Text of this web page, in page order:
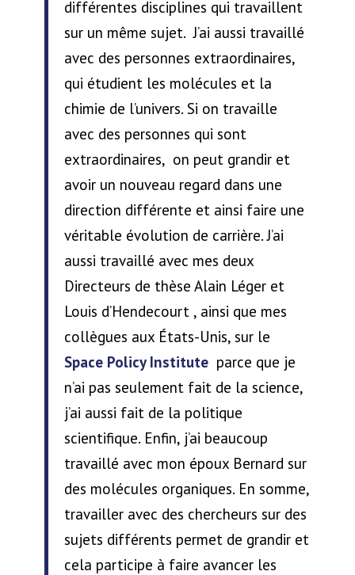
différentes disciplines qui travaillent
sur un même sujet. J’ai aussi travaillé
avec des personnes extraordinaires,
qui étudient les molécules et la
chimie de l’univers. Si on travaille
avec des personnes qui sont
extraordinaires, on peut grandir et
avoir un nouveau regard dans une
direction différente et ainsi faire une
véritable évolution de carrière. J’ai
aussi travaillé avec mes deux
Directeurs de thèse Alain Léger et
Louis d’Hendecourt , ainsi que mes
collègues aux États-Unis, sur le
Space Policy Institute parce que je
n’ai pas seulement fait de la science,
j’ai aussi fait de la politique
scientifique. Enfin, j’ai beaucoup
travaillé avec mon époux Bernard sur
des molécules organiques. En somme,
travailler avec des chercheurs sur des
sujets différents permet de grandir et
cela participe à faire avancer les